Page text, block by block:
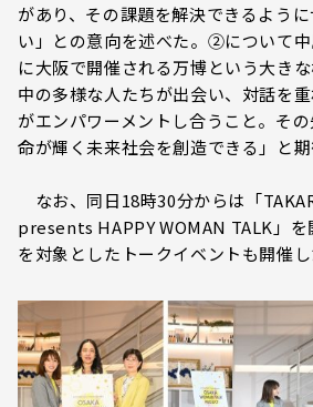
があり、その課題を解決できるよう
い」との意向を述べた。②について
に大阪で開催される万博という大き
中の多様な人たちが出会い、対話を
がエンパワーメントし合うこと。そ
命が輝く未来社会を創造できる」と期
なお、同日18時30分からは「
presents HAPPY WOMAN TALK」
を対象としたトークイベントも開催し